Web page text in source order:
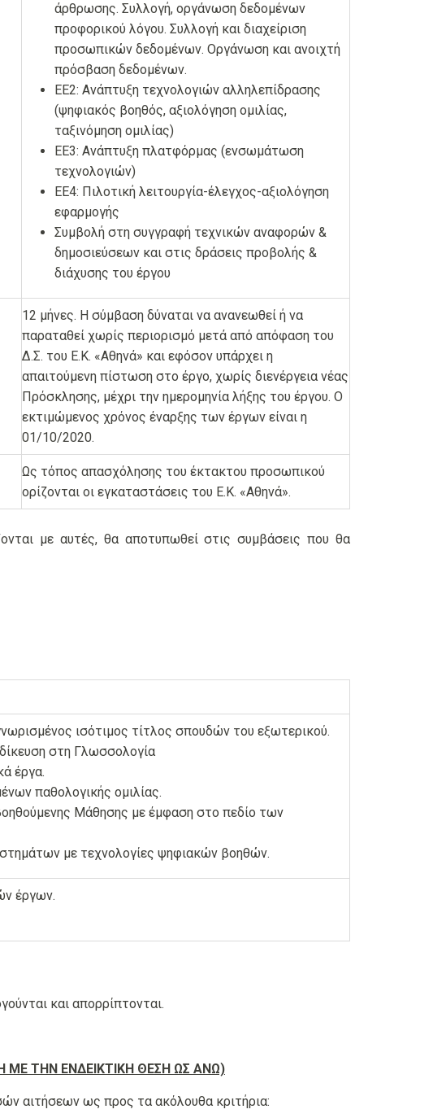
άρθρωσης. Συλλογή, οργάνωση δεδομένων
προφορικού λόγου. Συλλογή και διαχείριση
προσωπικών δεδομένων. Οργάνωση και ανοιχτή
πρόσβαση δεδομένων.
ΕΕ2: Ανάπτυξη τεχνολογιών αλληλεπίδρασης
(ψηφιακός βοηθός, αξιολόγηση ομιλίας,
ταξινόμηση ομιλίας)
ΕΕ3: Ανάπτυξη πλατφόρμας (ενσωμάτωση
τεχνολογιών)
ΕΕ4: Πιλοτική λειτουργία-έλεγχος-αξιολόγηση
εφαρμογής
Συμβολή στη συγγραφή τεχνικών αναφορών &
δημοσιεύσεων και στις δράσεις προβολής &
διάχυσης του έργου
12 μήνες. Η σύμβαση δύναται να ανανεωθεί ή να
παραταθεί χωρίς περιορισμό μετά από απόφαση του
Δ.Σ. του Ε.Κ. «Αθηνά» και εφόσον υπάρχει η
απαιτούμενη πίστωση στο έργο, χωρίς διενέργεια νέας
Πρόσκλησης, μέχρι την ημερομηνία λήξης του έργου. Ο
εκτιμώμενος χρόνος έναρξης των έργων είναι η
01/10/2020.
Ως τόπος απασχόλησης του έκτακτου προσωπικού
ορίζονται οι εγκαταστάσεις του Ε.Κ. «Αθηνά».
με αυτές, θα αποτυπωθεί στις συμβάσεις που θα
ισότιμος τίτλος σπουδών του εξωτερικού.
στη Γλωσσολογία
έργα.
παθολογικής ομιλίας.
Μάθησης με έμφαση στο πεδίο των
με τεχνολογίες ψηφιακών βοηθών.
έργων.
και απορρίπτονται.
ΜΕ ΤΗΝ ΕΝΔΕΙΚΤΙΚΗ ΘΕΣΗ ΩΣ ΑΝΩ)
αιτήσεων ως προς τα ακόλουθα κριτήρια: